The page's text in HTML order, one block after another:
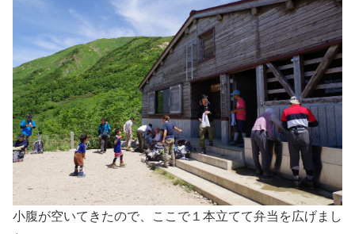
小腹が空いてきたので、ここで１本立てて弁当を広げまし